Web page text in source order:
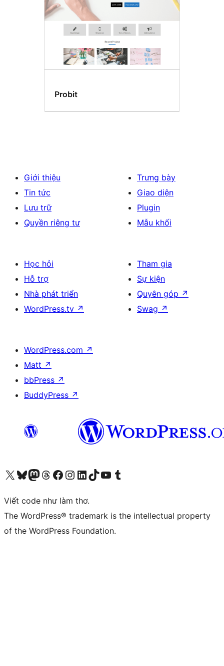
Probit
Giới thiệu
Tin tức
Lưu trữ
Quyền riêng tư
Trưng bày
Giao diện
Plugin
Mẫu khối
Học hỏi
Hỗ trợ
Nhà phát triển
WordPress.tv ↗
Tham gia
Sự kiện
Quyên góp ↗
Swag ↗
WordPress.com ↗
Matt ↗
bbPress ↗
BuddyPress ↗
Truy cập tài khoản X (trước đây là Twitter) của chúng tôiVisit our Bluesky account
Visit our Mastodon account
Visit our Threads account
Xem trang Facebook của chúng tôiTruy cập tài khoản Instagram của chúng tôiTruy cập tài khoản LinkedIn của chúng tôiVisit our TikTok account
Truy cập kênh YouTube của chúng tôi Visit our Tumblr account
Viết code như làm thơ.
The WordPress® trademark is the intellectual property
of the WordPress Foundation.